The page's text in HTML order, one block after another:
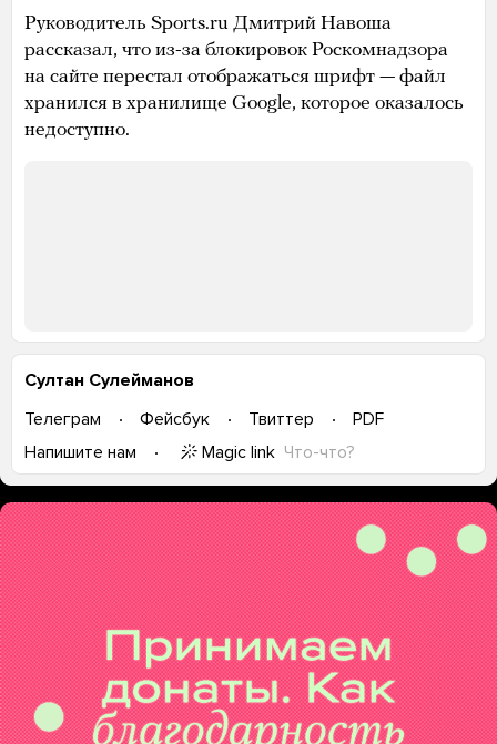
Руководитель Sports.ru Дмитрий Навоша
рассказал, что из-за блокировок Роскомнадзора
на сайте перестал отображаться шрифт — файл
хранился в хранилище Google, которое оказалось
недоступно.
Султан Сулейманов
Телеграм
Фейсбук Твиттер
PDF
Напишите нам
Magic link Что-что?